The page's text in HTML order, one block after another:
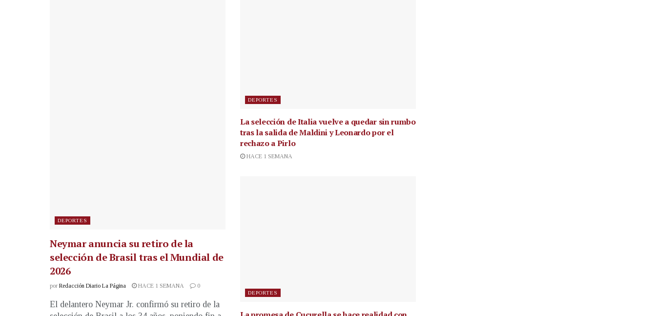
DEPORTES
Neymar anuncia su retiro de la
selección de Brasil tras el Mundial de
2026
por Redacción Diario La Página HACE 1 SEMANA 0
El delantero Neymar Jr. confirmó su retiro de la
DEPORTES
La selección de Italia vuelve a quedar sin rumbo
tras la salida de Maldini y Leonardo por el
rechazo a Pirlo
HACE 1 SEMANA
DEPORTES